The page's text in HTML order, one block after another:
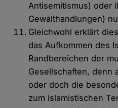
Antisemitismus) oder
Gewalthandlungen)
Gleichwohl erklärt
das Aufkommen des
Randbereichen der
Gesellschaften, denn
oder doch die
zum islamistischen